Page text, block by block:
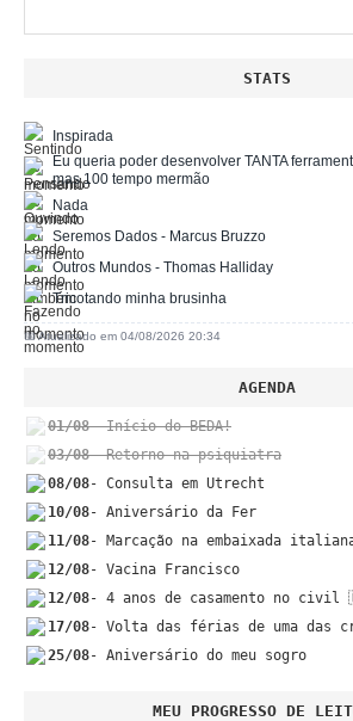
STATS
Inspirada
Eu queria poder desenvolver TANTA
mas 100 tempo mermão
Nada
Seremos Dados - Marcus Bruzzo
Outros Mundos - Thomas Halliday
Tricotando minha brusinha
📅 Atualizado em 04/08/2026 20:34
AGENDA
01/08- Início do BEDA!
03/08- Retorno na psiquiatra
08/08- Consulta em Utrecht
10/08- Aniversário da Fer
11/08- Marcação na embaixada
12/08- Vacina Francisco
12/08- 4 anos de casamento no
17/08- Volta das férias de uma das
25/08- Aniversário do meu sogro
MEU PROGRESSO DE